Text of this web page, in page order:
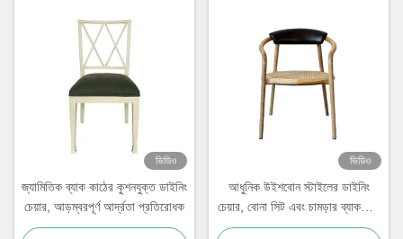
ভিডিও
জ্যামিতিক ব্যাক কাঠের কুশনযুক্ত ডাইনিং
চেয়ার, আড়ম্বরপূর্ণ আর্দ্রতা প্রতিরোধক
ভিডিও
আধুনিক উইশবোন স্টাইলের ডাইনিং
চেয়ার, বোনা সিট এবং চামড়ার ব্যাকরেস্ট
সহ